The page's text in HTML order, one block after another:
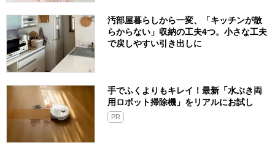
汚部屋暮らしから一変、「キッチンが散
らからない」収納の工夫4つ。小さな工夫
で戻しやすい引き出しに
手でふくよりもキレイ！最新「水ぶき両
用ロボット掃除機」をリアルにお試し
PR